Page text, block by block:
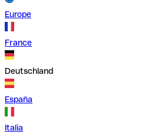
Europe
France
Deutschland
España
Italia